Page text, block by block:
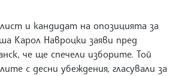
и кандидат на опозицията за
Карол Навроцки заяви пред
че ще спечели изборите. Той
с десни убеждения, гласували за